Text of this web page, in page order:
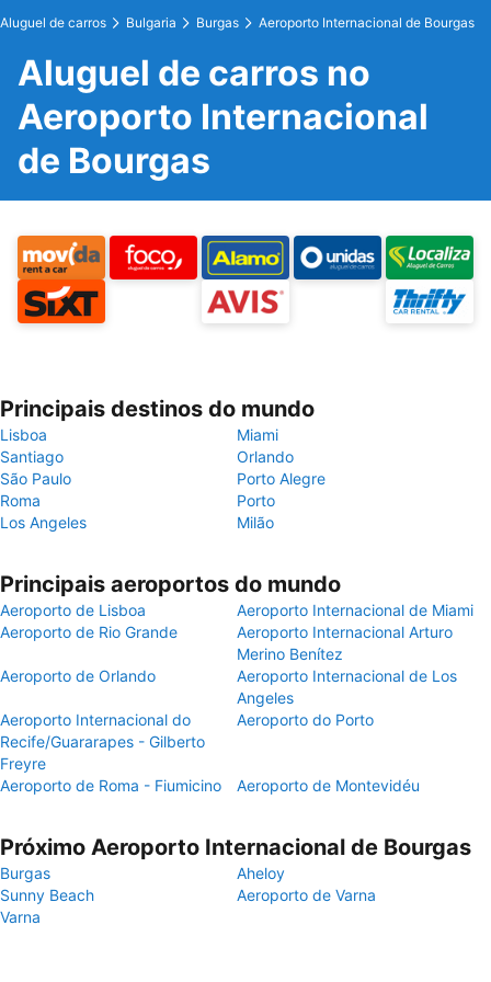
Aluguel de carros Bulgaria Burgas Aeroporto Internacional de Bourgas
Aluguel de carros no
Aeroporto Internacional
de Bourgas
Principais destinos do mundo
Lisboa
Miami
Santiago
Orlando
São Paulo
Porto Alegre
Roma
Porto
Los Angeles
Milão
Principais aeroportos do mundo
Aeroporto de Lisboa
Aeroporto Internacional de Miami
Aeroporto de Rio Grande
Aeroporto Internacional Arturo
Merino Benítez
Aeroporto de Orlando
Aeroporto Internacional de Los
Angeles
Aeroporto Internacional do
Recife/Guararapes - Gilberto
Freyre
Aeroporto do Porto
Aeroporto de Roma - Fiumicino Aeroporto de Montevidéu
Próximo Aeroporto Internacional de Bourgas
Burgas
Aheloy
Sunny Beach
Aeroporto de Varna
Varna